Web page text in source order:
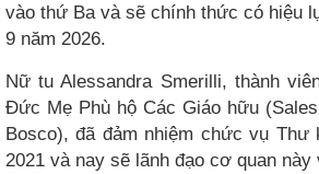
vào thứ Ba và sẽ chính thức có hiệu
9 năm 2026.
Nữ tu Alessandra Smerilli, thành
Đức Mẹ Phù hộ Các Giáo hữu
Bosco), đã đảm nhiệm chức vụ Thư
2021 và nay sẽ lãnh đạo cơ quan